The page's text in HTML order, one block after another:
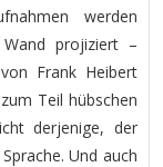
werden
Wand projiziert –
Frank Heibert
Teil hübschen
derjenige, der
Und auch